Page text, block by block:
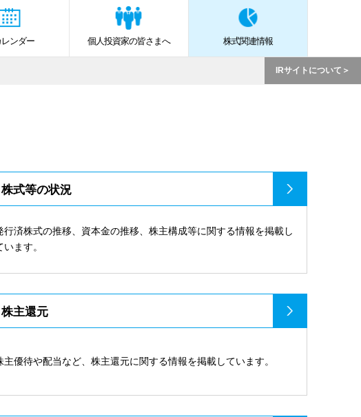
レンダー 個人投資家の皆さまへ 株式関連情報
IRサイトについて
株式等の状況
行済株式の推移、資本金の推移、株主構成等に関する情報を掲載し
います。
株主還元
主優待や配当など、株主還元に関する情報を掲載しています。